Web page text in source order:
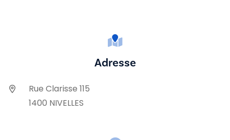
Adresse
Rue Clarisse 115
1400 NIVELLES